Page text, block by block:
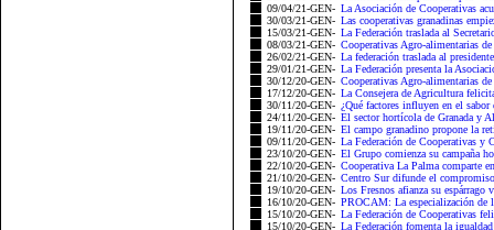
09/04/21-GEN- La Asociación de Cooperativas
30/03/21-GEN- Las cooperativas granadinas
15/03/21-GEN- La Federación traslada al
08/03/21-GEN- Cooperativas Agro-alimentarias
26/02/21-GEN- La federación traslada al
29/01/21-GEN- La Federación presenta la
30/12/20-GEN- Cooperativas Agro-alimentarias
17/12/20-GEN- La Consejera de Agricultura
30/11/20-GEN- ¿Qué factores influyen en el
24/11/20-GEN- El sector hortícola de Granada y
19/11/20-GEN- El campo granadino propone la
09/11/20-GEN- La Federación de Cooperativas y
23/10/20-GEN- El Grupo comienza su campaña
22/10/20-GEN- Cooperativa La Palma comparte
21/10/20-GEN- Centro Sur difunde el
19/10/20-GEN- Los Fresnos afianza su espárrago
16/10/20-GEN- PROCAM: La especialización de
15/10/20-GEN- La Federación de Cooperativas
15/10/20-GEN- La Federación fomenta la